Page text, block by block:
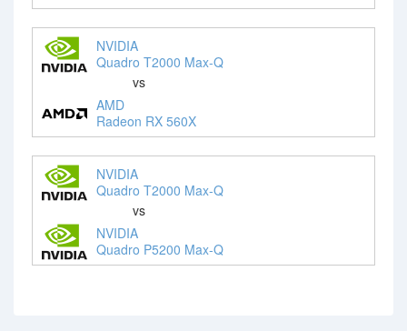
NVIDIA
Quadro T2000 Max-Q
vs
AMD
Radeon RX 560X
NVIDIA
Quadro T2000 Max-Q
vs
NVIDIA
Quadro P5200 Max-Q